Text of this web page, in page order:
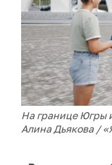
На границе Югры
Алина Дьякова /